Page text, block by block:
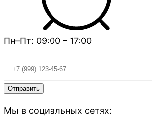
Пн–Пт: 09:00 – 17:00
Мы в социальных сетях: